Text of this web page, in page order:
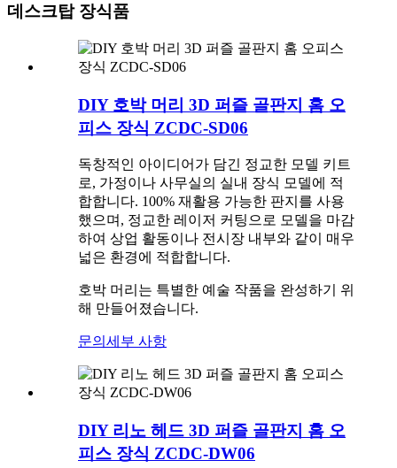
데스크탑 장식품
DIY 호박 머리 3D 퍼즐 골판지 홈 오
피스 장식 ZCDC-SD06
독창적인 아이디어가 담긴 정교한 모델 키트
로, 가정이나 사무실의 실내 장식 모델에 적
합합니다. 100% 재활용 가능한 판지를 사용
했으며, 정교한 레이저 커팅으로 모델을 마감
하여 상업 활동이나 전시장 내부와 같이 매우
넓은 환경에 적합합니다.
호박 머리는 특별한 예술 작품을 완성하기 위
해 만들어졌습니다.
문의 세부 사항
DIY 리노 헤드 3D 퍼즐 골판지 홈 오
피스 장식 ZCDC-DW06